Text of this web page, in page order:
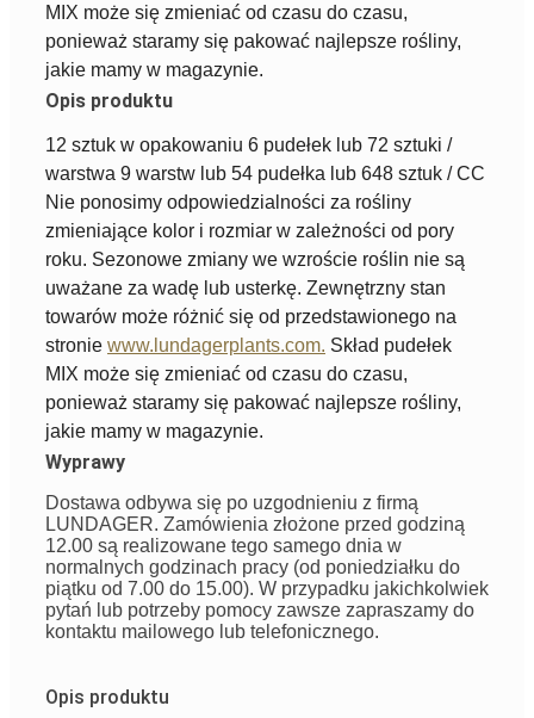
MIX może się zmieniać od czasu do czasu,
ponieważ staramy się pakować najlepsze rośliny,
jakie mamy w magazynie.
Opis produktu
12 sztuk w opakowaniu 6 pudełek lub 72 sztuki /
warstwa 9 warstw lub 54 pudełka lub 648 sztuk / CC
Nie ponosimy odpowiedzialności za rośliny
zmieniające kolor i rozmiar w zależności od pory
roku. Sezonowe zmiany we wzroście roślin nie są
uważane za wadę lub usterkę. Zewnętrzny stan
towarów może różnić się od przedstawionego na
stronie www.lundagerplants.com. Skład pudełek
MIX może się zmieniać od czasu do czasu,
ponieważ staramy się pakować najlepsze rośliny,
jakie mamy w magazynie.
Wyprawy
Dostawa odbywa się po uzgodnieniu z firmą
LUNDAGER. Zamówienia złożone przed godziną
12.00 są realizowane tego samego dnia w
normalnych godzinach pracy (od poniedziałku do
piątku od 7.00 do 15.00). W przypadku jakichkolwiek
pytań lub potrzeby pomocy zawsze zapraszamy do
kontaktu mailowego lub telefonicznego.
Opis produktu